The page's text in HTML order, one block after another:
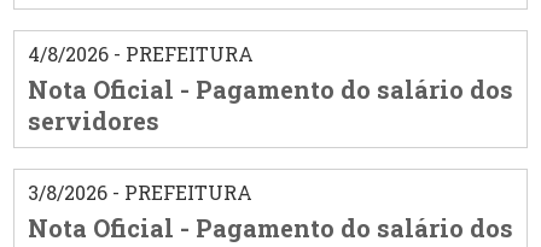
4/8/2026 - PREFEITURA
Nota Oficial - Pagamento do salário dos
servidores
3/8/2026 - PREFEITURA
Nota Oficial - Pagamento do salário dos